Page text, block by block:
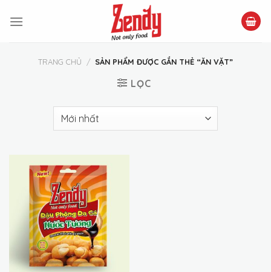
TRANG CHỦ / SẢN PHẨM ĐƯỢC GẮN THẺ “ĂN VẶT”
LỌC